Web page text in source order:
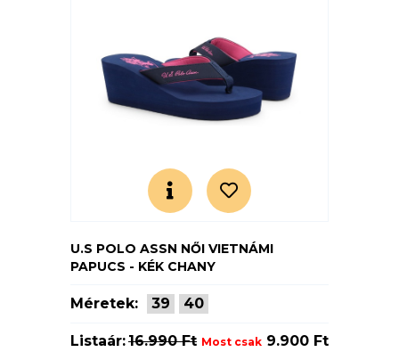
U.S POLO ASSN NŐI VIETNÁMI
PAPUCS - KÉK CHANY
Méretek: 39 40
Listaár:16.990 Ft Most csak 9.900 Ft